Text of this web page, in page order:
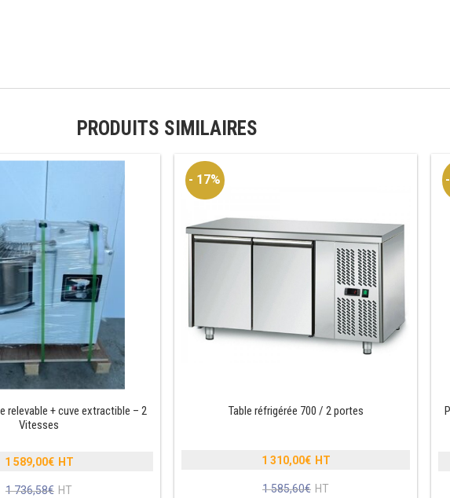
PRODUITS SIMILAIRES
relevable + cuve extractible – 2
Vitesses
1 736,58€
prix
1 589,00€
Le
- 17%
Table réfrigérée 700 / 2 portes
1 585,60€
prix
1 310,00€
Le